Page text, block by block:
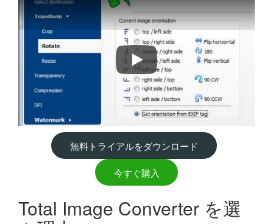
How to convert TGA images in
無料トライアルをダウンロード
今すぐ購入
Total Image Converter を選